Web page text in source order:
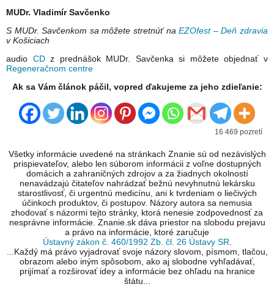
MUDr. Vladimír Savčenko
S MUDr. Savčenkom sa môžete stretnúť naEZOfest – Deň zdravia
v Košiciach
audio CDz prednášok MUDr. Savčenka si môžete objednať v
Regeneračnom centre
Ak sa Vám článok páčil, vopred ďakujeme za jeho zdieľanie:
16 469 pozretí
Všetky informácie uvedené na stránkach Znanie sú od nezávislých
prispievateľov, alebo len súborom informácii z voľne dostupných
domácich a zahraničných zdrojov a za žiadnych okolností
nenavádzajú čitateľov nahrádzať bežnú nevyhnutnú lekársku
starostlivosť, či urgentnú medicínu, ani k tvrdeniam o liečivých
účinkoch produktov, či postupov. Názory autora sa nemusia
zhodovať s názormi tejto stránky, ktorá nenesie zodpovednosť za
nesprávne informácie. Znanie.sk dáva priestor na slobodu prejavu
a právo na informácie, ktoré zaručuje
Ústavný zákon č. 460/1992 Zb. čl. 26 Ústavy SR
...Každý má právo vyjadrovať svoje názory slovom, písmom, tlačou,
obrazom alebo iným spôsobom, ako aj slobodne vyhľadávať,
prijímať a rozširovať idey a informácie bez ohľadu na hranice
štátu...